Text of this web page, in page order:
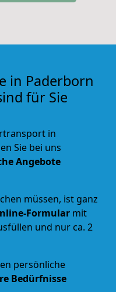
in Paderborn
für Sie
in
Sie bei uns
Angebote
müssen, ist ganz
Formular mit
und nur ca. 2
persönliche
Bedürfnisse